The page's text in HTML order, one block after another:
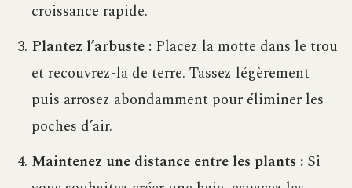
croissance rapide.
Plantez l’arbuste : Placez la motte dans le trou
et recouvrez-la de terre. Tassez légèrement
puis arrosez abondamment pour éliminer les
poches d’air.
Maintenez une distance entre les plants : Si